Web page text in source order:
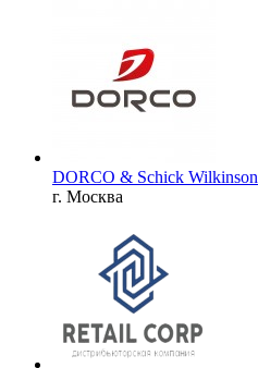
DORCO & Schick Wilkinson
г. Москва